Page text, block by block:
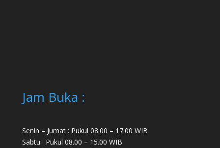
Jam Buka :
Senin – Jumat : Pukul 08.00 – 17.00 WIB
Sabtu : Pukul 08.00 – 15.00 WIB